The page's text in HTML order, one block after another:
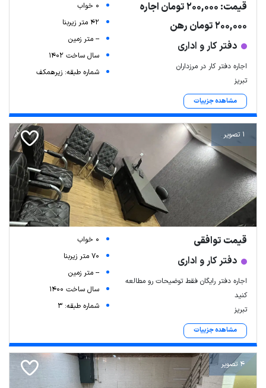
قیمت: 200,000 تومان اجاره
200,000 تومان رهن
دفتر کار و اداری
اجاره دفتر کار در مرزداران
تبریز
مشاهده جزییات
0 خواب
42 متر زیربنا
-- متر زمین
سال ساخت 1402
شماره طبقه: زیرهمکف
1 تصویر
قیمت توافقی
دفتر کار و اداری
اجاره دفتر رایگان فقط توضیحات رو مطالعه
کنید
تبریز
مشاهده جزییات
0 خواب
70 متر زیربنا
-- متر زمین
سال ساخت 1400
شماره طبقه: 3
4 تصویر